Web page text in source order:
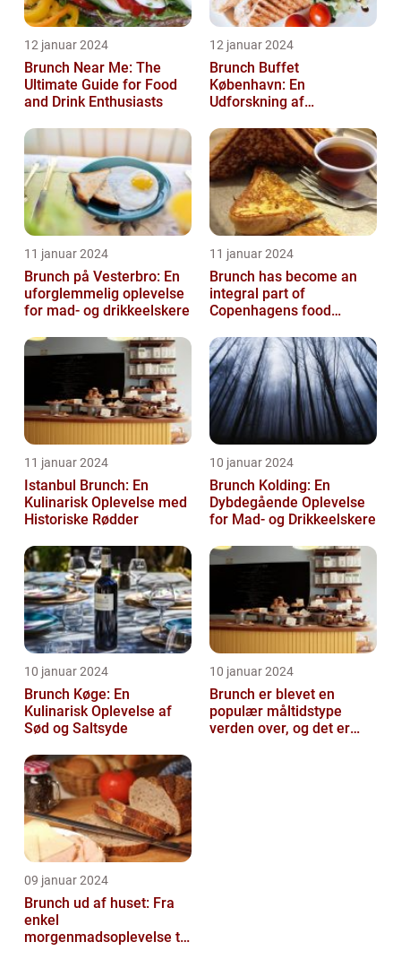
12 januar 2024
Brunch Near Me: The
Ultimate Guide for Food
and Drink Enthusiasts
12 januar 2024
Brunch Buffet
København: En
Udforskning af
11 januar 2024
Brunch på Vesterbro: En
uforglemmelig oplevelse
for mad- og drikkeelskere
11 januar 2024
Brunch has become an
integral part of
Copenhagens food
restaurants and cafes ...
11 januar 2024
Istanbul Brunch: En
Kulinarisk Oplevelse med
Historiske Rødder
10 januar 2024
Brunch Kolding: En
Dybdegående Oplevelse
for Mad- og Drikkeelskere
10 januar 2024
Brunch Køge: En
Kulinarisk Oplevelse af
Sød og Saltsyde
10 januar 2024
Brunch er blevet en
populær måltidstype
verden over, og det er
09 januar 2024
Brunch ud af huset: Fra
enkel
morgenmadsoplevelse til